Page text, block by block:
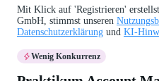
Mit Klick auf 'Registrieren'
GmbH, stimmst unseren
Datenschutzerklärung und KI-
Wenig Konkurrenz